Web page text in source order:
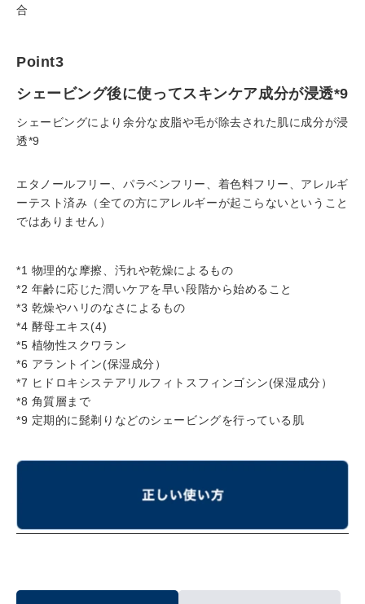
合
Point3
シェービング後に使ってスキンケア成分が浸透*9
シェービングにより余分な皮脂や毛が除去された肌に成分が浸
透*9
エタノールフリー、パラベンフリー、着色料フリー、アレルギ
ーテスト済み（全ての方にアレルギーが起こらないということ
ではありません）
*1 物理的な摩擦、汚れや乾燥によるもの
*2 年齢に応じた潤いケアを早い段階から始めること
*3 乾燥やハリのなさによるもの
*4 酵母エキス(4)
*5 植物性スクワラン
*6 アラントイン(保湿成分）
*7 ヒドロキシステアリルフィトスフィンゴシン(保湿成分）
*8 角質層まで
*9 定期的に髭剃りなどのシェービングを行っている肌